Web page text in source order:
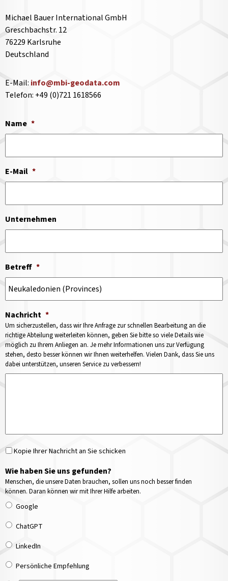
Michael Bauer International GmbH
Greschbachstr. 12
76229 Karlsruhe
Deutschland
E-Mail: info@mbi-geodata.com
Telefon: +49 (0)721 1618566
Name *
E-Mail *
Unternehmen
Betreff *
Nachricht *
Um sicherzustellen, dass wir Ihre Anfrage zur schnellen Bearbeitung an die
richtige Abteilung weiterleiten können, geben Sie bitte so viele Details wie
möglich zu Ihrem Anliegen an. Je mehr Informationen uns zur Verfügung
stehen, desto besser können wir Ihnen weiterhelfen. Vielen Dank, dass Sie uns
dabei unterstützen, unseren Service zu verbessern!
Kopie Ihrer Nachricht an Sie schicken
Wie haben Sie uns gefunden?
Menschen, die unsere Daten brauchen, sollen uns noch besser finden
können. Daran können wir mit Ihrer Hilfe arbeiten.
Google
ChatGPT
LinkedIn
Persönliche Empfehlung